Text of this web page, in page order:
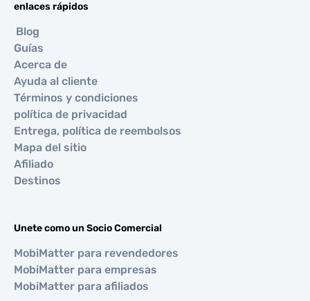
enlaces rápidos
Blog
Guías
Acerca de
Ayuda al cliente
Términos y condiciones
política de privacidad
Entrega, política de reembolsos
Mapa del sitio
Afiliado
Destinos
Unete como un Socio Comercial
MobiMatter para revendedores
MobiMatter para empresas
MobiMatter para afiliados